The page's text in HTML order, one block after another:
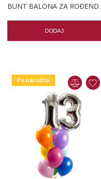
BUNT
DODAJ
Po narudžbi